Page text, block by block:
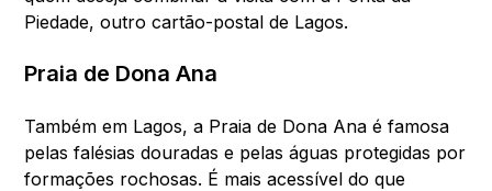
Piedade, outro cartão-postal de Lagos.
Praia de Dona Ana
Também em Lagos, a Praia de Dona Ana é famosa
pelas falésias douradas e pelas águas protegidas por
formações rochosas. É mais acessível do que